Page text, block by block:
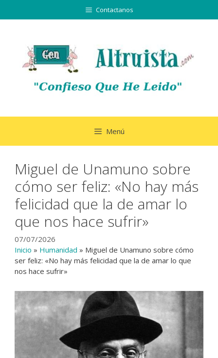
Contactanos
Menú
Miguel de Unamuno sobre
cómo ser feliz: «No hay más
felicidad que la de amar lo
que nos hace sufrir»
07/07/2026
Inicio » Humanidad » Miguel de Unamuno sobre cómo
ser feliz: «No hay más felicidad que la de amar lo que
nos hace sufrir»